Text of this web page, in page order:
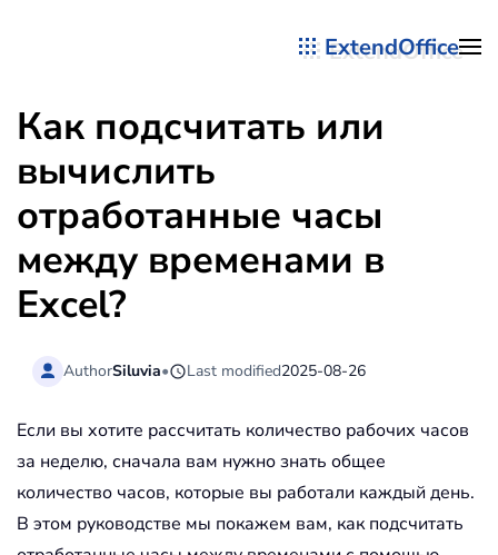
ExtendOffice
Как подсчитать или
вычислить
отработанные часы
между временами в
Excel?
AuthorSiluvia• Last modified2025-08-26
Если вы хотите рассчитать количество рабочих часов
за неделю, сначала вам нужно знать общее
количество часов, которые вы работали каждый день.
В этом руководстве мы покажем вам, как подсчитать